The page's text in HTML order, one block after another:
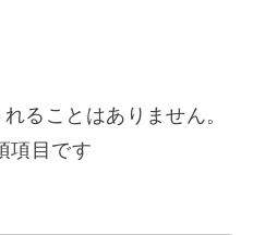
ることはありません。
項目です